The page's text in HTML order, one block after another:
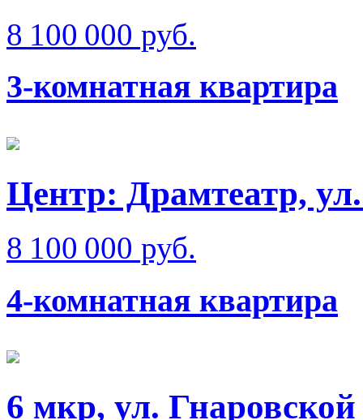
8 100 000 руб.
3-комнатная квартира
Центр: Драмтеатр,
8 100 000 руб.
4-комнатная квартира
6 мкр, ул. Гнаровской